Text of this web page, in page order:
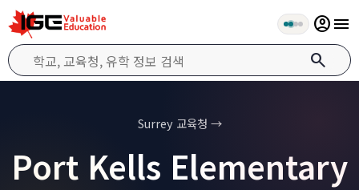
search
account_circlemenu
Surrey 교육청 →
Port Kells Elementary